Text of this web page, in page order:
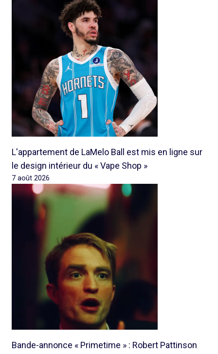
L'appartement de LaMelo Ball est mis en ligne sur
le design intérieur du « Vape Shop »
7 août 2026
Bande-annonce « Primetime » : Robert Pattinson